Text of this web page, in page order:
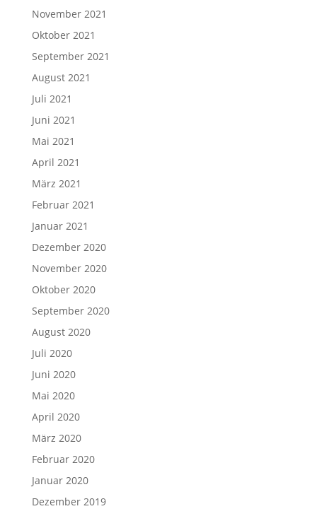
November 2021
Oktober 2021
September 2021
August 2021
Juli 2021
Juni 2021
Mai 2021
April 2021
März 2021
Februar 2021
Januar 2021
Dezember 2020
November 2020
Oktober 2020
September 2020
August 2020
Juli 2020
Juni 2020
Mai 2020
April 2020
März 2020
Februar 2020
Januar 2020
Dezember 2019